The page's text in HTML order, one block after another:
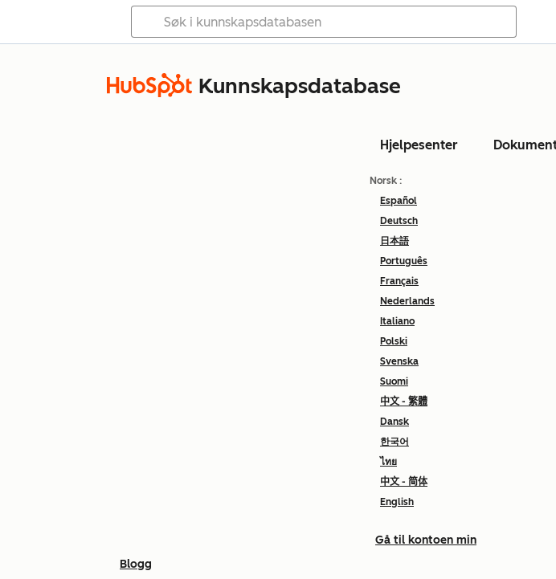
Kunnskapsdatabase
Hjelpesenter
Norsk :
Español
Deutsch
日本語
Português
Français
Nederlands
Italiano
Polski
Svenska
Suomi
中文 - 繁體
Dansk
한국어
ไทย
中文 - 简体
English
Gå til kontoen min
Blogg